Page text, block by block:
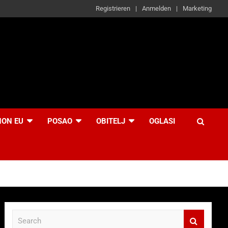
Registrieren Anmelden Marketing
EU POSAO OBITELJ OGLASI